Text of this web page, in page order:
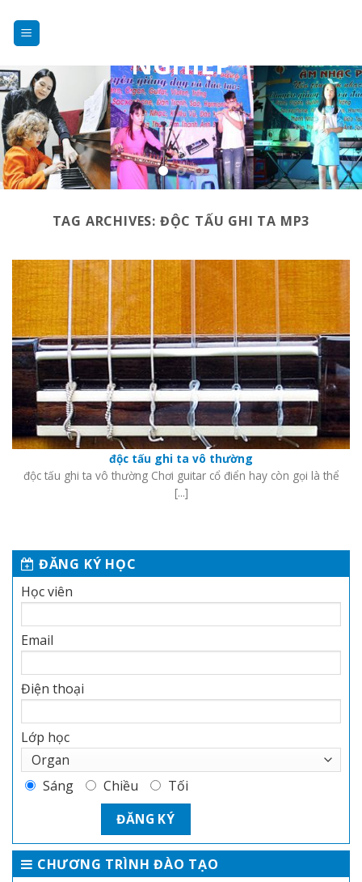
content
NGHIỆP
ĐĂNG KÝ HỌC
Học viên
Email
Điện thoại
Lớp học
Sáng Chiều Tối
CHƯƠNG TRÌNH ĐÀO TẠO
TAG ARCHIVES: ĐỘC TẤU GHI TA MP3
độc tấu ghi ta vô thường
độc tấu ghi ta vô thường Chơi guitar cổ điển hay còn gọi là thể
[...]